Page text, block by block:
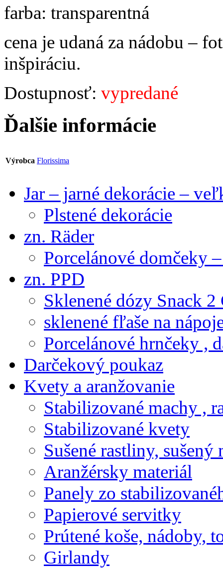
farba: transparentná
cena je udaná za nádobu –
inšpiráciu.
Dostupnosť: vypredané
Ďalšie informácie
Výrobca Florissima
Jar – jarné dekorácie –
Plstené dekorácie
zn. Räder
Porcelánové domčeky
zn. PPD
Sklenené dózy Snack 2
sklenené fľaše na
Porcelánové hrnčeky ,
Darčekový poukaz
Kvety a aranžovanie
Stabilizované machy ,
Stabilizované kvety
Sušené rastliny,
Aranžérsky materiál
Panely zo
Papierové servitky
Prútené koše, nádoby,
Girlandy